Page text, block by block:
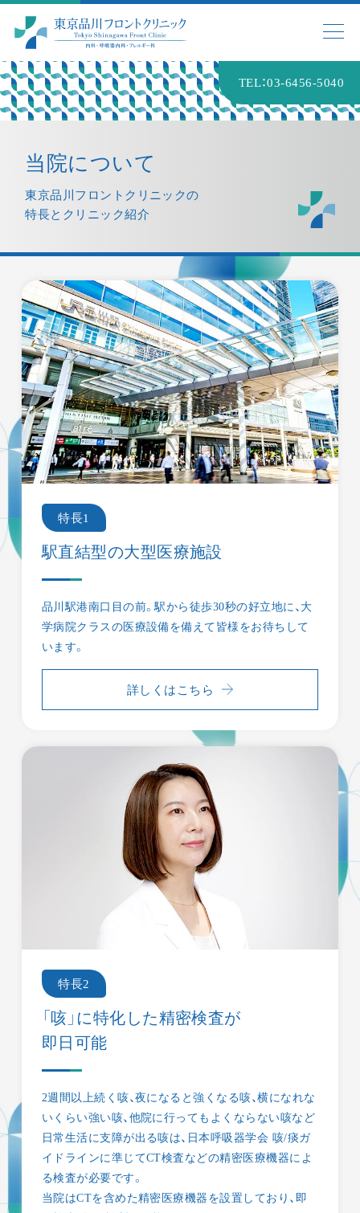
TEL：03-6456-5040
当院について
東京品川フロントクリニックの
特長とクリニック紹介
特長1
駅直結型の大型医療施設
品川駅港南口目の前。駅から徒歩30秒の好立地に、大
学病院クラスの医療設備を備えて皆様をお待ちして
います。
詳しくはこちら
特長2
「咳」に特化した精密検査が
即日可能
2週間以上続く咳、夜になると強くなる咳、横になれな
いくらい強い咳、他院に行ってもよくならない咳など
日常生活に支障が出る咳は、日本呼吸器学会 咳/痰ガ
イドラインに準じてCT検査などの精密医療機器によ
る検査が必要です。
当院はCTを含めた精密医療機器を設置しており、即
LINEで友だち登録していただくことでクリニック
からのお知らせや連絡を随時受け取っていただい
たり、診療予約をスムーズに行うことができます。
WEB問診
事前にWEB問診をご入力頂くことでご来院いただ
いた際にスムーズに診療を行うことができます。
WEB問診をご入力頂いても予約は完了しません。
WEB予約
ご来院の際はWEBから事前のご予約にご協力をお
願いいたします。LINEからのご予約も可能ですの
で是非ご利用ください。
「東京品川フロントクリニックでは、下記2つの方法で予
約が可能です。またWEB問診にも対応しております。
院ではWEB予約システムを採用しております。
WEB問診を入力いただくことでご来院の際、スムーズに
診療を行うことができます。WEB問診では予約の完了は
(※当日の混雑状況に応じて待ち時間にバラツキが出るこ
とがございますが、あらかじめご了承ください。)